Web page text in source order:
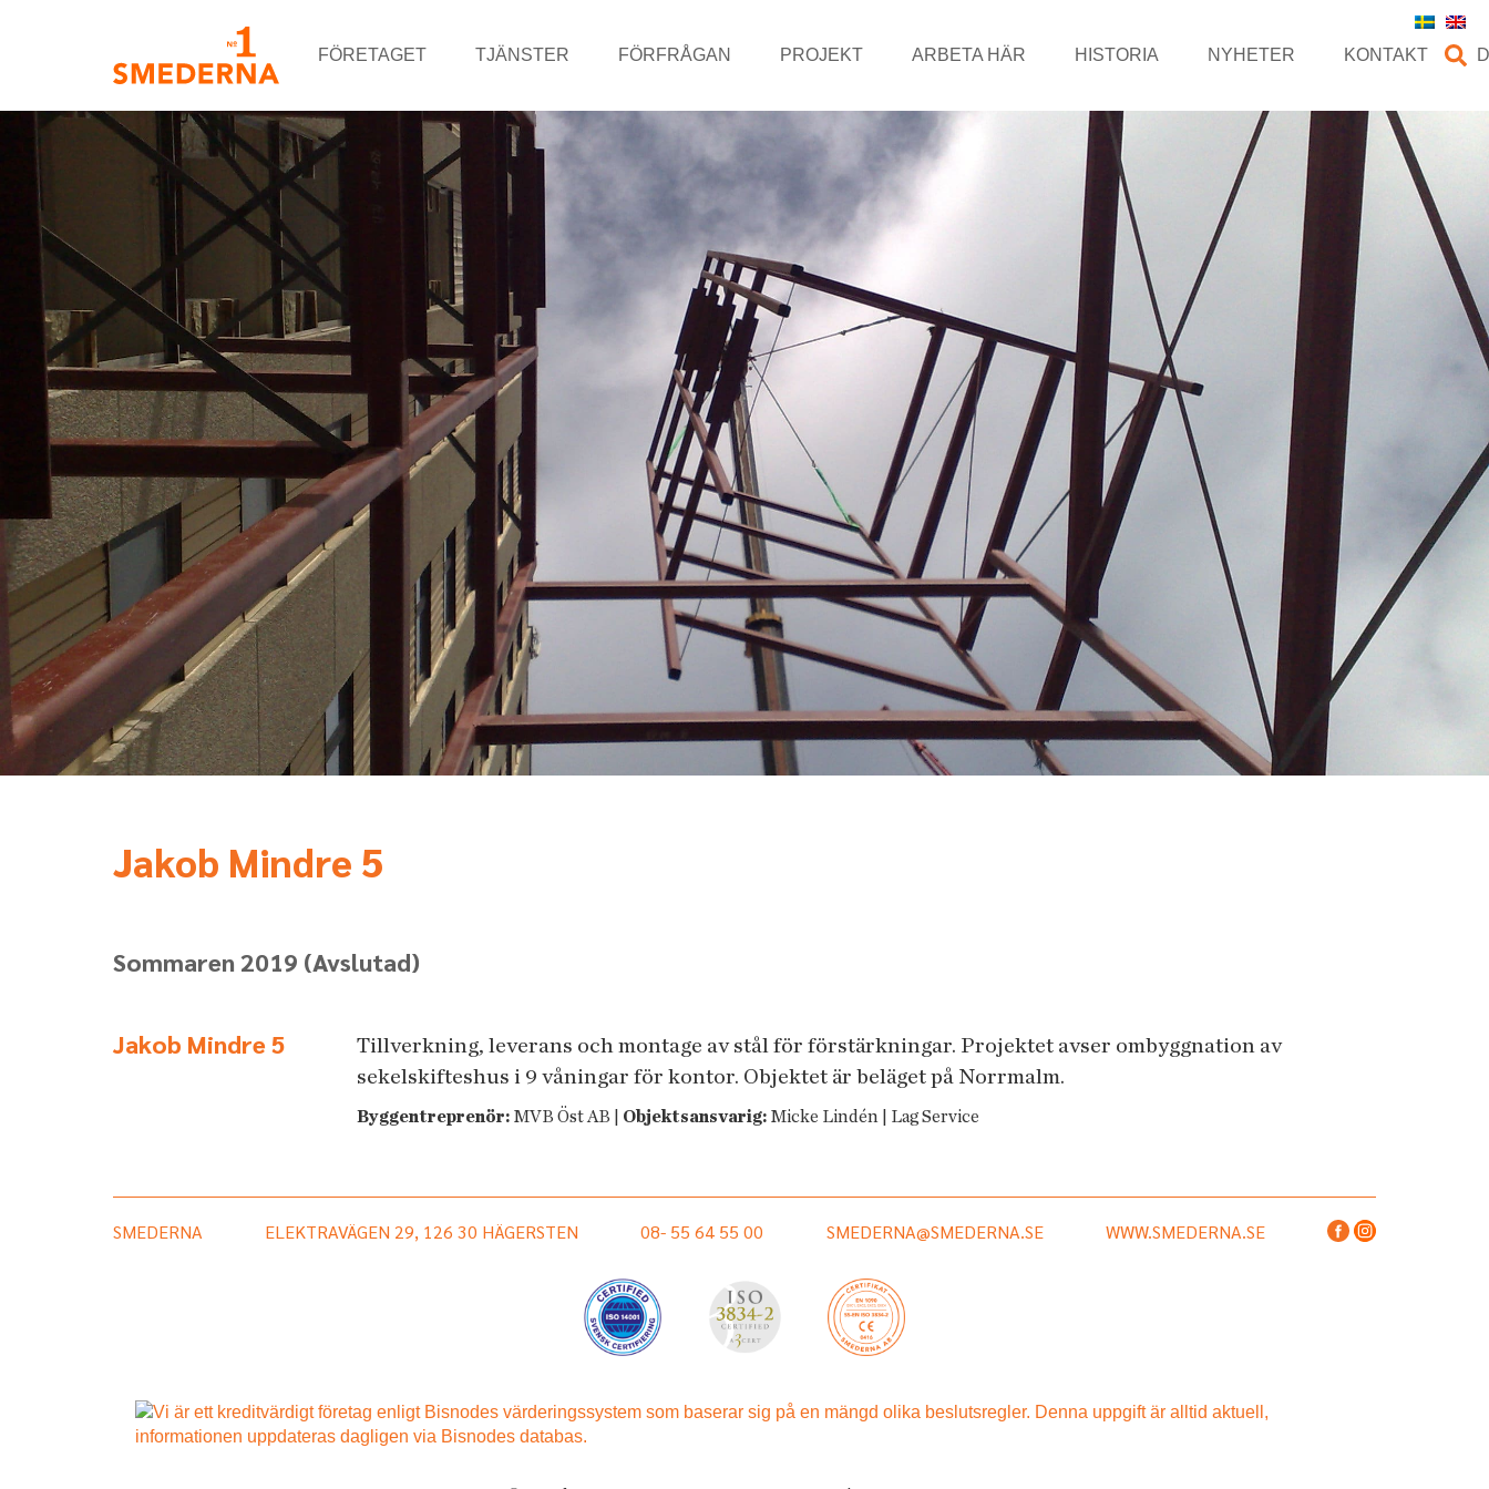
FÖRETAGET TJÄNSTER FÖRFRÅGAN PROJEKT ARBETA HÄR HISTORIA NYHETER KONTAKT
Jakob Mindre 5
Sommaren 2019 (Avslutad)
Jakob Mindre 5
Tillverkning, leverans och montage av stål för förstärkningar. Projektet avser ombyggnation av
sekelskifteshus i 9 våningar för kontor. Objektet är beläget på Norrmalm.
Byggentreprenör: MVB Öst AB | Objektsansvarig: Micke Lindén | Lag Service
SMEDERNA ELEKTRAVÄGEN 29, 126 30 HÄGERSTEN 08- 55 64 55 00 SMEDERNA@SMEDERNA.SE WWW.SMEDERNA.SE